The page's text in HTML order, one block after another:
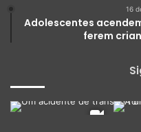
16
Adolescentes
ferem